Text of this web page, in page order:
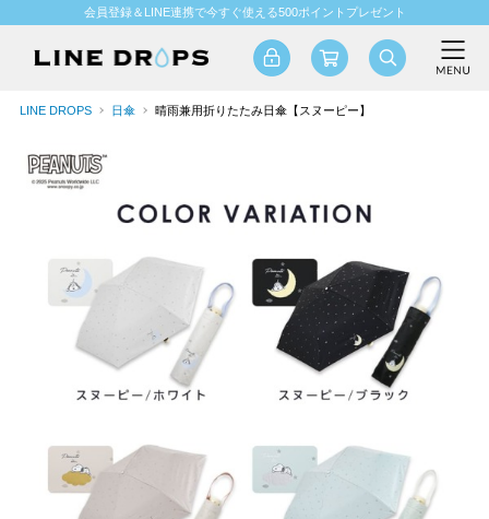
会員登録＆LINE連携で今すぐ使える500ポイントプレゼント
LINE DROPS 日傘 晴雨兼用折りたたみ日傘【スヌーピー】